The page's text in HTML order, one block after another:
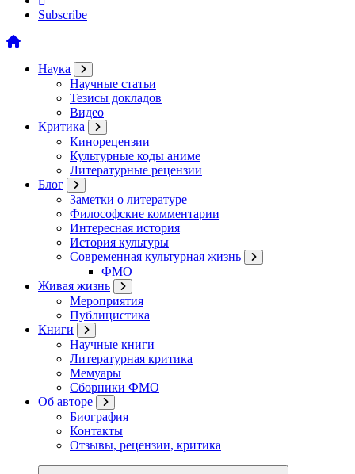
Subscribe
Наука
Научные статьи
Тезисы докладов
Видео
Критика
Кинорецензии
Культурные коды аниме
Литературные рецензии
Блог
Заметки о литературе
Философские комментарии
Интересная история
История культуры
Современная культурная жизнь
ФМО
Живая жизнь
Мероприятия
Публицистика
Книги
Научные книги
Литературная критика
Мемуары
Сборники ФМО
Об авторе
Биография
Контакты
Отзывы, рецензии, критика